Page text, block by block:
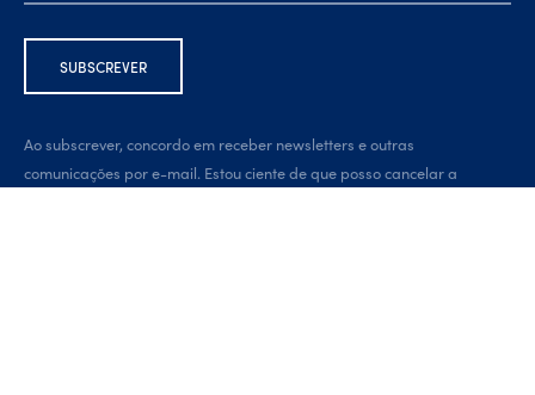
Ao subscrever, concordo em receber newsletters e outras
comunicações por e-mail. Estou ciente de que posso cancelar a